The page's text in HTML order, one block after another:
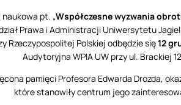
pt. „Współczesne wyzwania
Prawa i Administracji Uniwersytetu
Rzeczypospolitej Polskiej odbędzie się12
Audytoryjna WPIA UW przy ul. Brackiej
pamięci Profesora Edwarda Drozda,
które stanowiły centrum jego